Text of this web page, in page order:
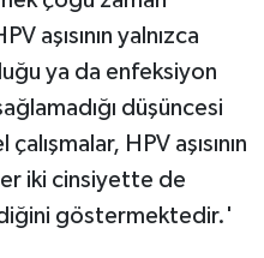
aşısının yalnızca
ya da enfeksiyon
düşüncesi
HPV aşısının
iki cinsiyette de
göstermektedir.'